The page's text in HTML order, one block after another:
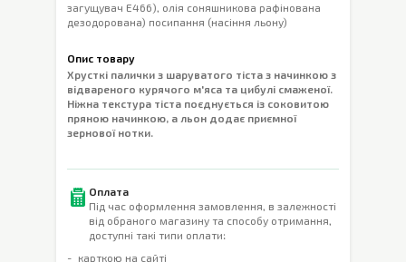
загущувач Е466), олія соняшникова рафінована
дезодорована) посипання (насіння льону)
Опис товару
Хрусткі палички з шаруватого тіста з начинкою з
відвареного курячого м'яса та цибулі смаженої.
Ніжна текстура тіста поєднується із соковитою
пряною начинкою, а льон додає приємної
зернової нотки.
Оплата
Під час оформлення замовлення, в залежності
від обраного магазину та способу отримання,
доступні такі типи оплати:
карткою на сайті